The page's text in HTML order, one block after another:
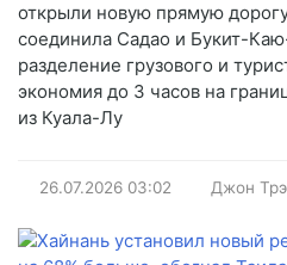
открыли новую прямую
соединила Садао и Букит-
разделение грузового и
экономия до 3 часов на
из Куала-Лу
26.07.2026 03:02 Джон